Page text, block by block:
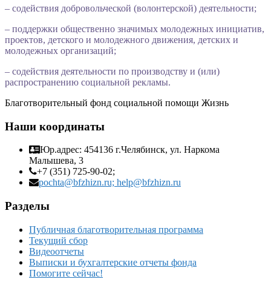
– содействия добровольческой (волонтерской) деятельности;
– поддержки общественно значимых молодежных инициатив,
проектов, детского и молодежного движения, детских и
молодежных организаций;
– содействия деятельности по производству и (или)
распространению социальной рекламы.
Благотворительный фонд социальной помощи Жизнь
Наши координаты
Юр.адрес: 454136 г.Челябинск, ул. Наркома
Малышева, 3
+7 (351) 725-90-02;
pochta@bfzhizn.ru; help@bfzhizn.ru
Разделы
Публичная благотворительная программа
Текущий сбор
Видеоотчеты
Выписки и бухгалтерские отчеты фонда
Помогите сейчас!